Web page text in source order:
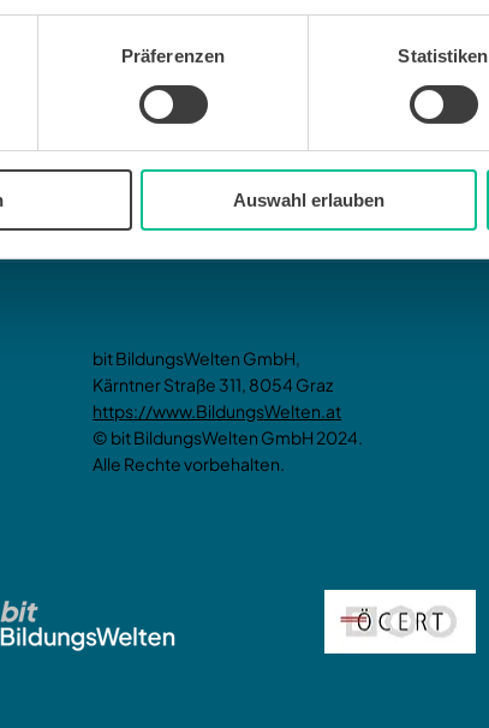
Präferenzen Statistiken
Auswahl erlauben
Hast du noch Fragen?
Wir freuen uns, von dir zu hören!
bit BildungsWelten GmbH,
Kärntner Straße 311, 8054 Graz
https://www.BildungsWelten.at
© bit BildungsWelten GmbH 2024.
Alle Rechte vorbehalten.